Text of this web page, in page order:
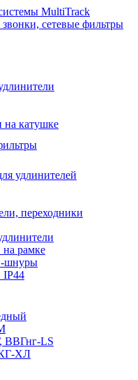
MultiTrack
сетевые фильтры
на катушке
удлинителей
переходники
рамке
шнуры
IP44
ВВГнг-LS
ХЛ